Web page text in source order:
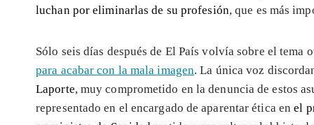
luchan por eliminarlas de su profesión, que es más
Sólo seis días después de El País volvía sobre el tema
para acabar con la mala imagen. La única voz
Laporte, muy comprometido en la denuncia de estos
representado en el encargado de aparentar ética enel